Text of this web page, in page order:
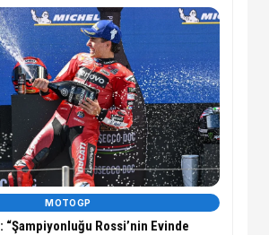
MOTOGP
Rossi’nin Evinde